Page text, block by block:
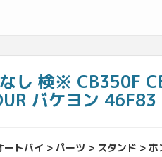
し 検※ CB350F
バケヨン 46F83
ートバイ > パーツ > スタンド > ホ